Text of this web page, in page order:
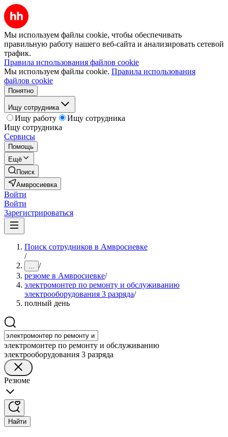
Мы используем файлы cookie, чтобы обеспечивать
правильную работу нашего веб-сайта и анализировать сетевой
трафик.
Правила использования файлов cookie
Мы используем файлы cookie. Правила использования
файлов cookie
Понятно
Ищу сотрудника
Ищу работу
Ищу сотрудника
Ищу сотрудника
Сервисы
Помощь
Ещё
Поиск
Амвросиевка
Войти
Войти
Зарегистрироваться
Поиск сотрудников в Амвросиевке
/
... /
резюме в Амвросиевке/
электромонтер по ремонту и обслуживанию
электрооборудования 3 разряда/
полный день
электромонтер по ремонту и обслуживанию
электрооборудования 3 разряда
Резюме
Найти